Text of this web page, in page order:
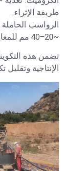
طريقة الإثراء.
~20–40 مم للمعالجة الإضافية أو الاستخدام المباشر.
تضمن هذه
الإنتاجية